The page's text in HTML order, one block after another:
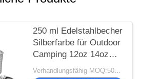
250 ml Edelstahlbecher
Silberfarbe für Outdoor
Camping 12oz 14oz
16oz